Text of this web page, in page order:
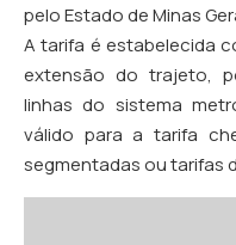
pelo Estado de Minas
A tarifa é estabelecida
extensão do trajeto,
linhas do sistema
válido para a tarifa
segmentadas ou tarifas